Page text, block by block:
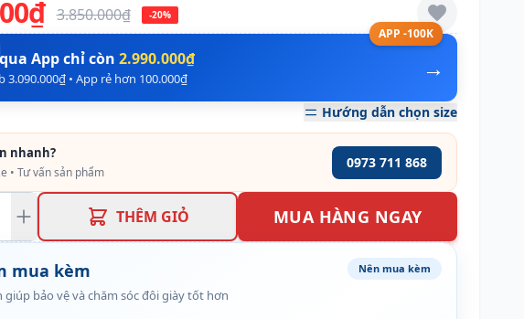
3.850.000₫ -20%
APP -100K
→
App chỉ còn 2.990.000₫
3.090.000₫ • App rẻ hơn 100.000₫
Hướng dẫn chọn size
nhanh?
• Tư vấn sản phẩm
0973 711 868
THÊM GIỎ MUA HÀNG NGAY
mua kèm
giúp bảo vệ và chăm sóc đôi giày tốt hơn
Nên mua kèm